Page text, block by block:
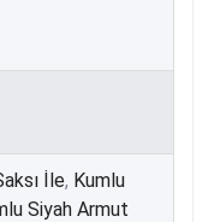
İle, Kumlu
Siyah Armut